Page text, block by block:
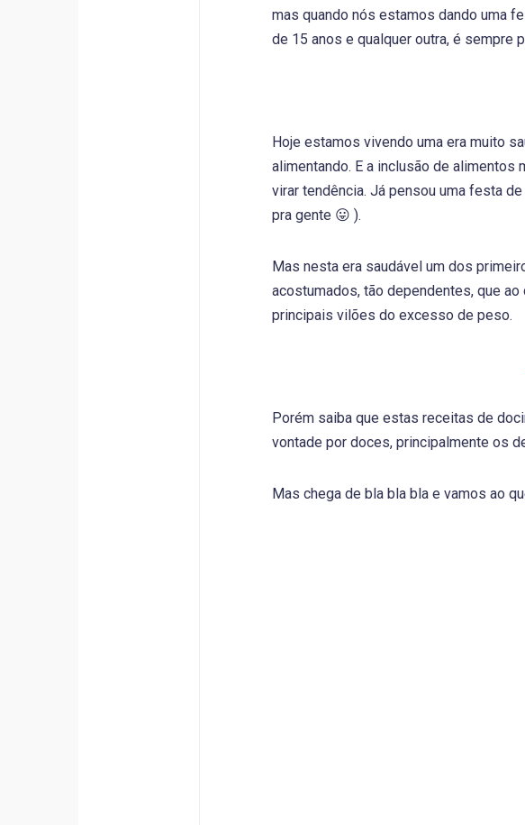
mas quando nós estamos dando uma
de 15 anos e qualquer outra, é sempre
Hoje estamos vivendo uma era muito
alimentando. E a inclusão de
virar tendência. Já pensou uma festa
pra gente 😛 ).
Mas nesta era saudável um dos
acostumados, tão dependentes, que
principais vilões do excesso de peso.
Porém saiba que estas receitas de
vontade por doces, principalmente os
Mas chega de bla bla bla e vamos ao